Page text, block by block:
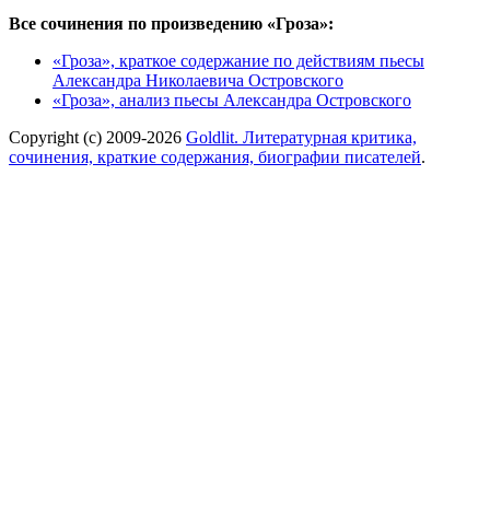
Все сочинения по произведению «Гроза»:
«Гроза», краткое содержание по действиям пьесы
Александра Николаевича Островского
«Гроза», анализ пьесы Александра Островского
Copyright (c) 2009-2026 Goldlit. Литературная критика,
сочинения, краткие содержания, биографии писателей.